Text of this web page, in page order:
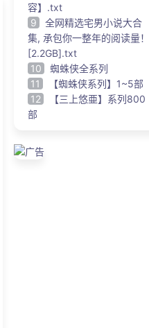
容】.txt
9
全网精选宅男小说大合
集, 承包你一整年的阅读量！
[2.2GB].txt
10
蜘蛛侠全系列
11
【蜘蛛侠系列】1~5部
12
【三上悠亜】系列800
部